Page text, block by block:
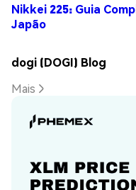
Nikkei 225: Guia
Japão
dogi (DOGI) Blog
Mais